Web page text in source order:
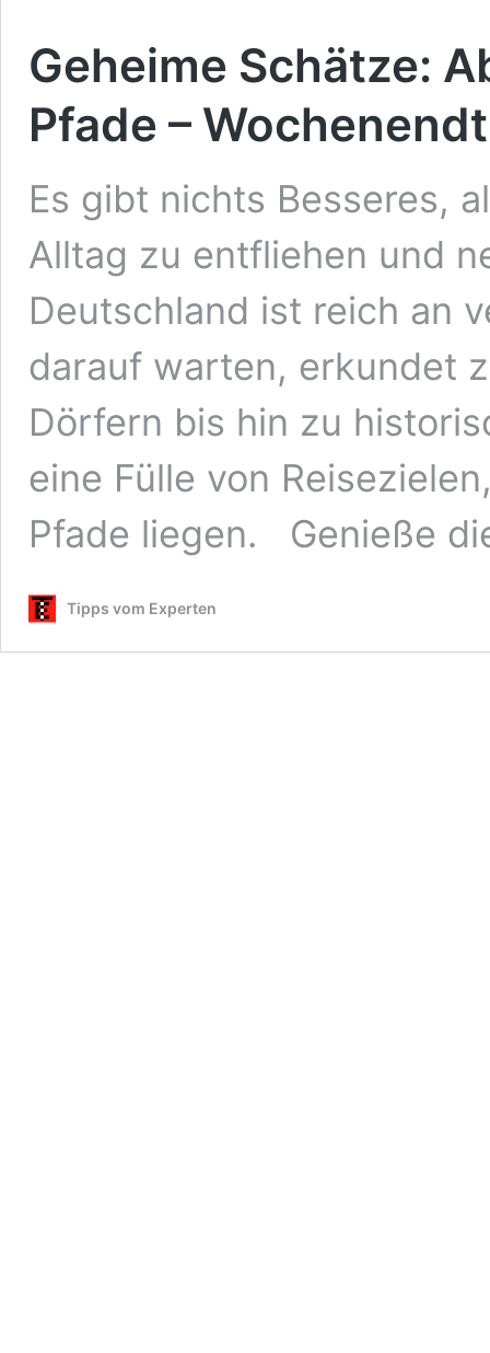
Geheime Schätze:
Pfade –
Es gibt nichts Besseres,
Alltag zu entfliehen und
Deutschland ist reich an
darauf warten, erkundet
Dörfern bis hin zu
eine Fülle von
Pfade liegen. Genieße
Tipps vom Experten